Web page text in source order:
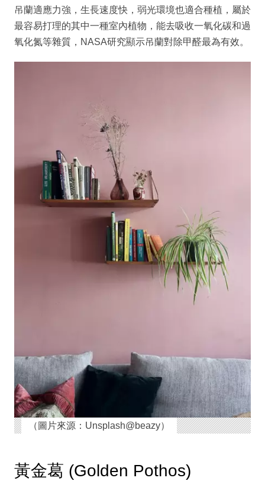
吊蘭適應力強，生長速度快，弱光環境也適合種植，屬於
最容易打理的其中一種室內植物，能去吸收一氧化碳和過
氧化氮等雜質，NASA研究顯示吊蘭對除甲醛最為有效。
（圖片來源：Unsplash@beazy）
黃金葛 (Golden Pothos)